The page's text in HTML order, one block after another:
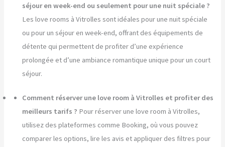
séjour en week-end ou seulement pour une nuit spéciale ?
Les love rooms à Vitrolles sont idéales pour une nuit spéciale
ou pour un séjour en week-end, offrant des équipements de
détente qui permettent de profiter d’une expérience
prolongée et d’une ambiance romantique unique pour un court
séjour.
Comment réserver une love room à Vitrolles et profiter des
meilleurs tarifs ? Pour réserver une love room à Vitrolles,
utilisez des plateformes comme Booking, où vous pouvez
comparer les options, lire les avis et appliquer des filtres pour